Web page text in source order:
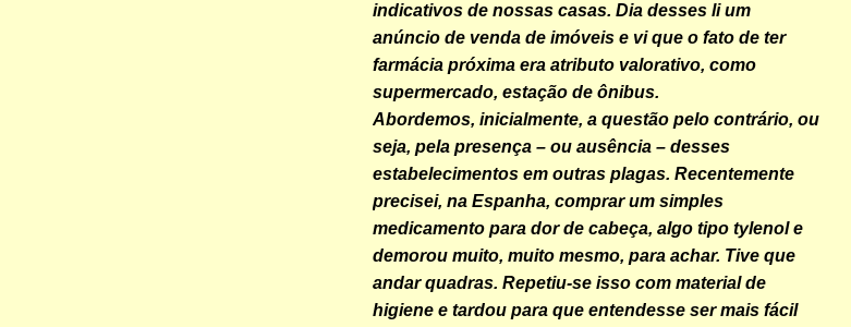
indicativos de nossas casas. Dia desses li um
anúncio de venda de imóveis e vi que o fato de ter
farmácia próxima era atributo valorativo, como
supermercado, estação de ônibus.
Abordemos, inicialmente, a questão pelo contrário, ou
seja, pela presença – ou ausência – desses
estabelecimentos em outras plagas. Recentemente
precisei, na Espanha, comprar um simples
medicamento para dor de cabeça, algo tipo tylenol e
demorou muito, muito mesmo, para achar. Tive que
andar quadras. Repetiu-se isso com material de
higiene e tardou para que entendesse ser mais fácil